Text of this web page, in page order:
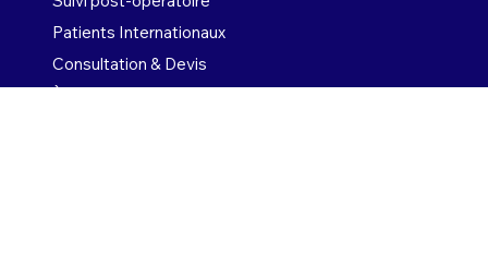
Techniques de chirurgie
Suivi post-opératoire
Patients Internationaux